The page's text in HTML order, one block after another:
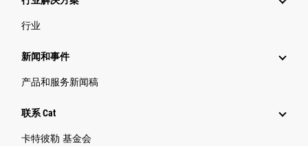
行业
新闻和事件
产品和服务新闻稿
联系 Cat
卡特彼勒 基金会